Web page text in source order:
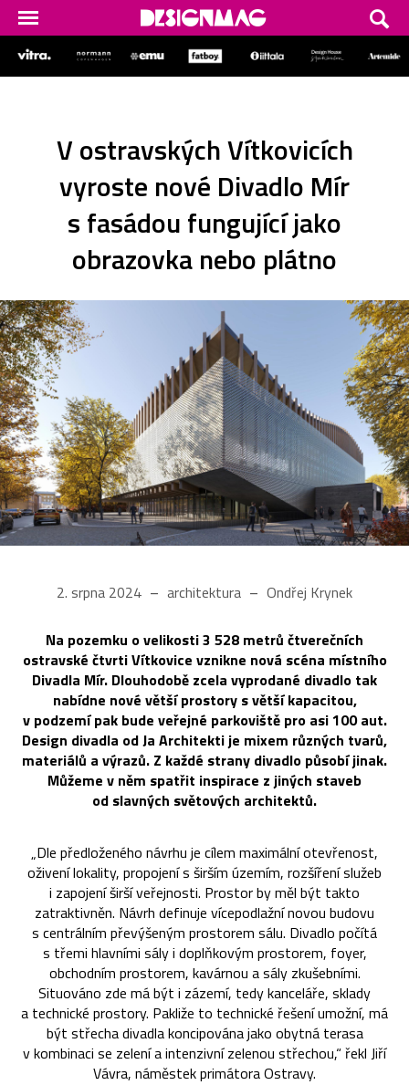
V ostravských Vítkovicích
vyroste nové Divadlo Mír
s fasádou fungující jako
obrazovka nebo plátno
2. srpna 2024 architektura Ondřej Krynek
Na pozemku o velikosti 3 528 metrů čtverečních
ostravské čtvrti Vítkovice vznikne nová scéna místního
Divadla Mír. Dlouhodobě zcela vyprodané divadlo tak
nabídne nové větší prostory s větší kapacitou,
v podzemí pak bude veřejné parkoviště pro asi 100 aut.
Design divadla od Ja Architekti je mixem různých tvarů,
materiálů a výrazů. Z každé strany divadlo působí jinak.
Můžeme v něm spatřit inspirace z jiných staveb
od slavných světových architektů.
„Dle předloženého návrhu je cílem maximální otevřenost,
oživení lokality, propojení s širším územím, rozšíření služeb
i zapojení širší veřejnosti. Prostor by měl být takto
zatraktivněn. Návrh definuje vícepodlažní novou budovu
s centrálním převýšeným prostorem sálu. Divadlo počítá
s třemi hlavními sály i doplňkovým prostorem, foyer,
obchodním prostorem, kavárnou a sály zkušebními.
Situováno zde má být i zázemí, tedy kanceláře, sklady
a technické prostory. Pakliže to technické řešení umožní, má
být střecha divadla koncipována jako obytná terasa
v kombinaci se zelení a intenzivní zelenou střechou,“ řekl Jiří
Vávra, náměstek primátora Ostravy.